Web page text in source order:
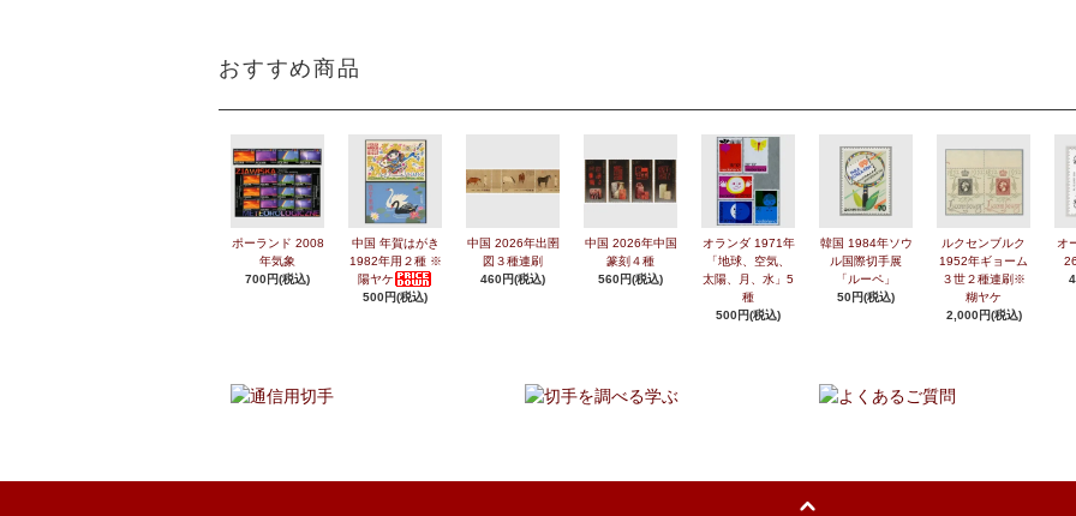
おすすめ商品
ポーランド 2008
年気象
700円(税込)
中国 年賀はがき
1982年用２種 ※
陽ヤケ
500円(税込)
中国 2026年出圉
図３種連刷
460円(税込)
中国 2026年中国
篆刻４種
560円(税込)
オランダ 1971年
「地球、空気、
太陽、月、水」5
種
500円(税込)
韓国 1984年ソウ
ル国際切手展
「ルーペ」
50円(税込)
ルクセンブルク
1952年ギョーム
３世２種連刷※
糊ヤケ
2,000円(税込)
オ